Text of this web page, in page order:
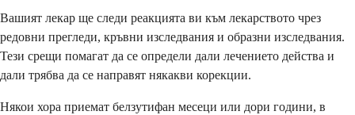
Вашият лекар ще следи реакцията ви към лекарството чрез
редовни прегледи, кръвни изследвания и образни изследвания.
Тези срещи помагат да се определи дали лечението действа и
дали трябва да се направят някакви корекции.
Някои хора приемат белзутифан месеци или дори години, в